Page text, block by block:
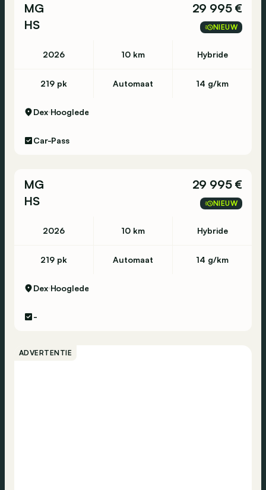
MG
HS
29 995 €
NIEUW
2026 10 km Hybride
219 pk Automaat 14 g/km
Dex Hooglede
Car-Pass
MG
HS
29 995 €
NIEUW
2026 10 km Hybride
219 pk Automaat 14 g/km
Dex Hooglede
-
ADVERTENTIE